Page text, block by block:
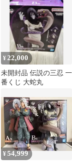
¥ 22,000
未開封品 伝説の三忍 一
番くじ 大蛇丸
¥54,999